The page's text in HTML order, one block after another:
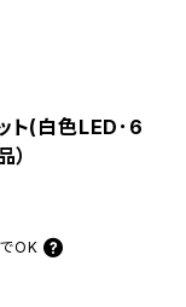
ト(白色LED･6
OK